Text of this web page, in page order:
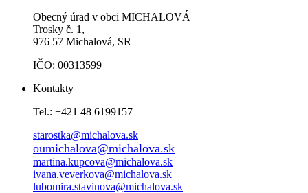
Obecný úrad v obci MICHALOVÁ
Trosky č. 1,
976 57 Michalová, SR
IČO: 00313599
Kontakty
Tel.: +421 48 6199157
starostka@michalova.sk
oumichalova@michalova.sk
martina.kupcova@michalova.sk
ivana.veverkova@michalova.sk
lubomira.stavinova@michalova.sk